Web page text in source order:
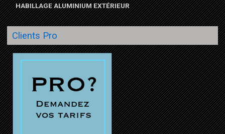
HABILLAGE ALUMINIUM EXTÉRIEUR
Clients Pro